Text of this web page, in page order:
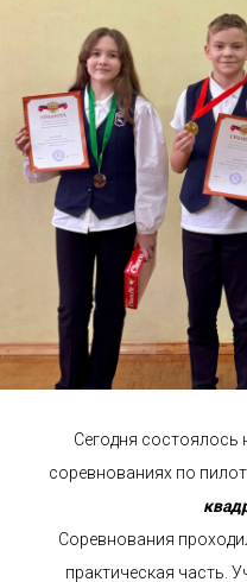
Сегодня состоялось
соревнованиях по
Соревнования
практическая часть.